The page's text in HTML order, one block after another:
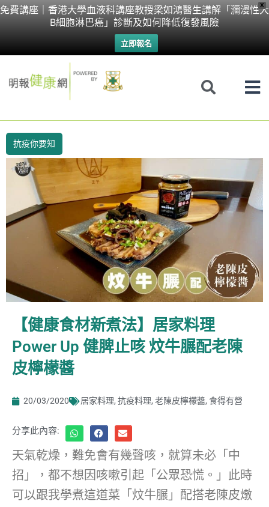
X
免費講座｜香港大學血液科講座教授梁如鴻醫生講解「瀰漫性大
B細胞淋巴癌」診斷及如何降低復發風險
立即報名
Skip
抗疫你要知
【健康食材新煮法】居家料理
Power Up 健脾止咳 炆牛𦟌配老陳
皮檸檬醬
20/03/2020 居家料理, 抗疫料理, 老陳皮檸檬醬, 食得有營
分享此內容:
天氣乾燥，難免會有幾聲咳，就算未必「中
招」，都不想因咳嗽引起「公眾恐慌。」此時
可以跟我學煮這道菜「炆牛𦟌」配搭老陳皮燉